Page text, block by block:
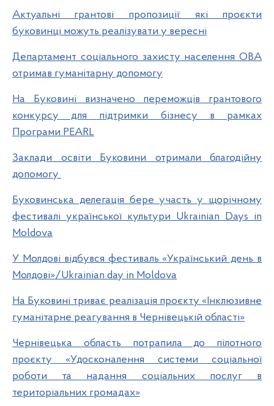
Актуальні грантові пропозиції: які проєкти
буковинці можуть реалізувати у вересні
Департамент соціального захисту населення ОВА
отримав гуманітарну допомогу
На Буковині визначено переможців грантового
конкурсу для підтримки бізнесу в рамках
Програми PEARL
Заклади освіти Буковини отримали благодійну
допомогу
Буковинська делегація бере участь у щорічному
фестивалі української культури Ukrainian Days in
Moldova
У Молдові відбувся фестиваль «Український день в
Молдові»/Ukrainian day in Moldova
На Буковині триває реалізація проєкту «Інклюзивне
гуманітарне реагування в Чернівецькій області»
Чернівецька область потрапила до пілотного
проєкту «Удосконалення системи соціальної
роботи та надання соціальних послуг в
територіальних громадах»